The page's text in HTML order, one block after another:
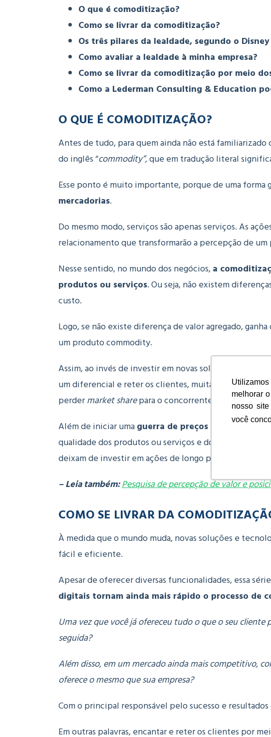
melhorar
nosso
você
O que é comoditização?
Como se livrar da comoditização?
Os três pilares da lealdade, segundo o
Como avaliar a lealdade à minha empresa?
Como se livrar da comoditização por meio
Como a Lederman Consulting & Education
O QUE É COMODITIZAÇÃO?
Antes de tudo, para quem ainda não está
do inglês “commodity”,que em tradução literal
Esse ponto é muito importante, porque de uma forma
mercadorias.
Do mesmo modo, serviços são apenas serviços. As
relacionamento que transformarão a percepção de
Nesse sentido, no mundo dos negócios,a
produtos ou serviços. Ou seja, não existem
custo.
Logo, se não existe diferença de valor agregado,
um produto commodity.
Assim, ao invés de investir em novas soluções e
um diferencial e reter os clientes, muitas
perdermarket sharepara o concorrente.
Além de iniciar umaguerra de preços entre as
qualidade dos produtos ou serviços e dos processos
deixam de investir em ações de longo prazo para gerar
– Leia também:Pesquisa de percepção de valor e
COMO SE LIVRAR DA
À medida que o mundo muda, novas soluções e
fácil e eficiente.
Apesar de oferecer diversas funcionalidades, essa
digitais tornam ainda mais rápido o processo de
Uma vez que você já ofereceu tudo o que o seu cliente
seguida?
Além disso, em um mercado ainda mais competitivo,
oferece o mesmo que sua empresa?
Com o principal responsável pelo sucesso e resultados
Em outras palavras, encantar e reter os clientes por